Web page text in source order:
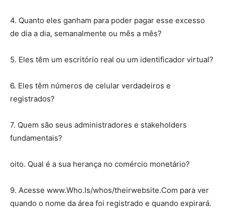
4. Quanto eles ganham para poder pagar esse excesso
de dia a dia, semanalmente ou mês a mês?
5. Eles têm um escritório real ou um identificador virtual?
6. Eles têm números de celular verdadeiros e
registrados?
7. Quem são seus administradores e stakeholders
fundamentais?
oito. Qual é a sua herança no comércio monetário?
9. Acesse www.Who.Is/whos/theirwebsite.Com para ver
quando o nome da área foi registrado e quando expirará.